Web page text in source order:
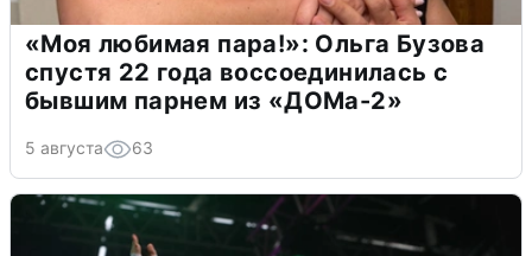
«Моя любимая пара!»: Ольга Бузова
спустя 22 года воссоединилась с
бывшим парнем из «ДОМа-2»
5 августа 63